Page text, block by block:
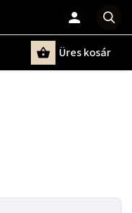
Üres kosár